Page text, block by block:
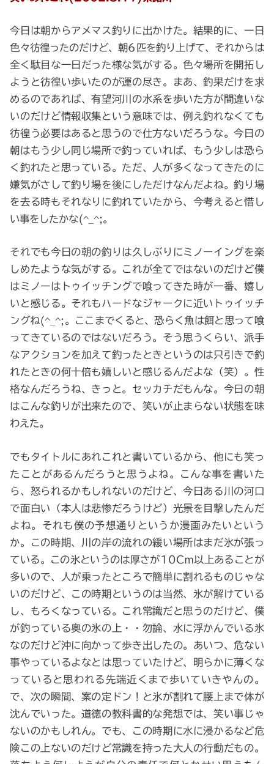
今日は朝からアメマス釣りに出かけた。結果的に、一日
色々彷徨ったのだけど、朝6匹を釣り上げて、それからは
全く駄目な一日だった様な気がする。色々場所を開拓し
ようと彷徨い歩いたのが運の尽き。まあ、釣果だけを求
めるのであれば、有望河川の水系を歩いた方が間違いな
いのだけど情報収集という意味では、例え釣れなくても
彷徨う必要はあると思うので仕方ないだろうな。今日の
朝はもう少し同じ場所で釣っていれば、もう少しは恐ら
く釣れたと思っている。ただ、人が多くなってきたのに
嫌気がさして釣り場を後にしただけなんだよね。釣り場
を去る時もそれなりに釣れていたから、今考えると惜し
い事をしたかな(^_^;。
それでも今日の朝の釣りは久しぶりにミノーイングを楽
しめたような気がする。これが全てではないのだけど僕
はミノーはトゥイッチングで喰ってきた時が一番、嬉し
いと感じる。それもハードなジャークに近いトゥイッチ
ングね(^_^;。ここまでくると、恐らく魚は餌と思って喰
ってきているのではないだろう。そう思うくらい、派手
なアクションを加えて釣ったときというのは只引きで釣
れたときの何十倍も嬉しいと感じるんだよな（笑）。性
格なんだろうね、きっと。セッカチだもんな。今日の朝
はこんな釣りが出来たので、笑いが止まらない状態を味
わえた。
でもタイトルにあれこれと書いているから、他にも笑っ
たことがあるんだろうと思うよね。こんな事を書いた
ら、怒られるかもしれないのだけど、今日ある川の河口
で面白い（本人は悲惨だろうけど）光景を目撃したんだ
よね。それも僕の予想通りというか漫画みたいという
か。この時期、川の岸の流れの緩い場所はまだ氷が張っ
ている。この氷というのは厚さが10Cｍ以上あることが
多いので、人が乗ったところで簡単に割れるものじゃな
いのだけど、この時期というのは当然、氷が解けている
し、もろくなっている。これ常識だと思うのだけど、僕
が釣っている奥の氷の上・・勿論、水に浮かんでいる氷
なのだけど沖に向かって歩き出したの。あいつ、危ない
事やっているよなとは思っていたけど、明らかに薄くな
っていると思われる先端近くまで歩いていきやんの。
で、次の瞬間、案の定ドン！と氷が割れて腰上まで体が
沈んでいった。道徳の教科書的な発想では、笑い事じゃ
ないのかもしれん。でも、この時期に水に浸かるなど危
険この上ないのだけど常識を持った大人の行動だもの。